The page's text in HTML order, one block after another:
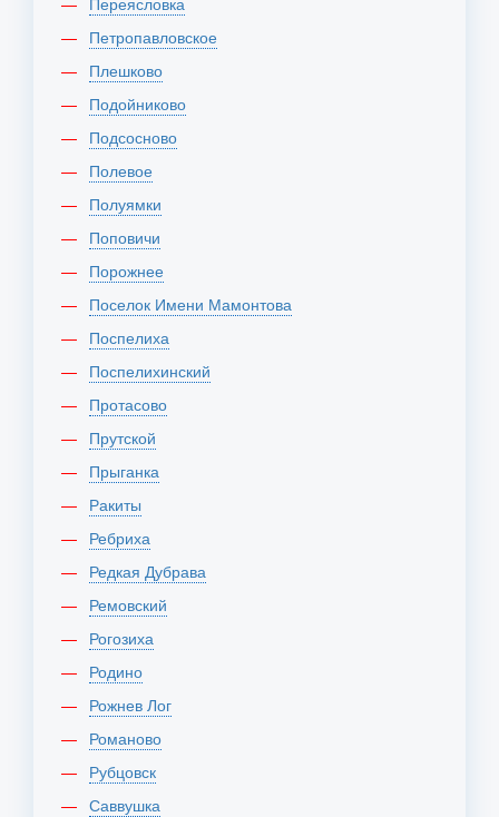
Петропавловское
Плешково
Подойниково
Подсосново
Полевое
Полуямки
Поповичи
Порожнее
Поселок Имени Мамонтова
Поспелиха
Поспелихинский
Протасово
Прутской
Прыганка
Ракиты
Ребриха
Редкая Дубрава
Ремовский
Рогозиха
Родино
Рожнев Лог
Романово
Рубцовск
Саввушка